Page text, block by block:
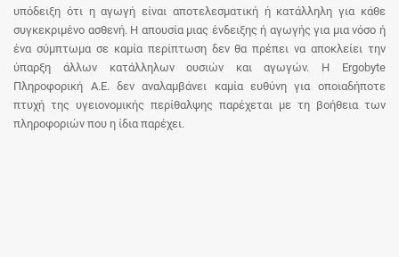
υπόδειξη ότι η αγωγή είναι αποτελεσματική ή κατάλληλη για κάθε
συγκεκριμένο ασθενή. Η απουσία μιας ένδειξης ή αγωγής για μια νόσο ή
ένα σύμπτωμα σε καμία περίπτωση δεν θα πρέπει να αποκλείει την
ύπαρξη άλλων κατάλληλων ουσιών και αγωγών. Η Ergobyte
Πληροφορική Α.Ε. δεν αναλαμβάνει καμία ευθύνη για οποιαδήποτε
πτυχή της υγειονομικής περίθαλψης παρέχεται με τη βοήθεια των
πληροφοριών που η ίδια παρέχει.